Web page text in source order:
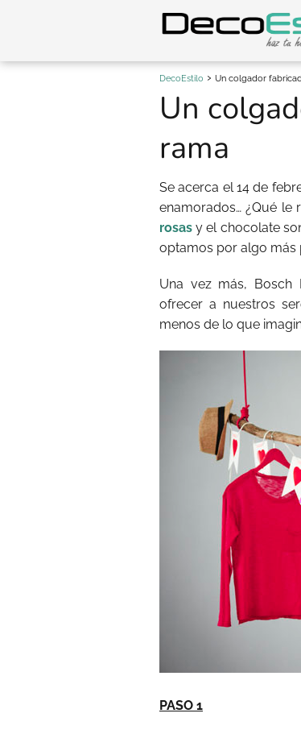
DecoEstilo Un colgador
Un
rama
Se acerca el 14 de
enamorados… ¿Qué le
rosas y el chocolate
optamos por algo más
Una vez más, Bosch
ofrecer a nuestros
menos de lo que
PASO 1